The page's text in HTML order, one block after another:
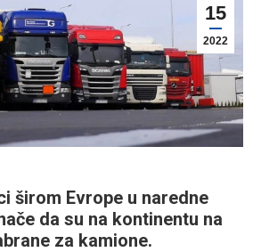
15
2022
širom Evrope u naredne
da su na kontinentu na
za kamione.